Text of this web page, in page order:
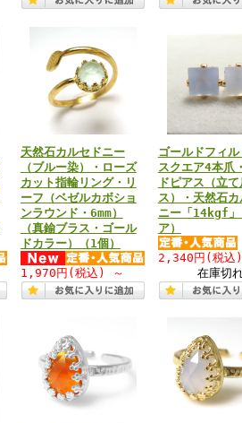
天然石カルセドニー
（ブルー染）・ローズ
カット指輪リング・リ
ーフ（ベゼルカボショ
ンラウンド・6mm）
（真鍮ブラス・ゴール
ドカラー）（1個）
1,970円 (税込) ～
ゴールドフィル
スクエア4本爪
ドピアス（立
ス）・天然石カ
ニー「14kgf」
ア）
2,340円 (税込)
在庫切